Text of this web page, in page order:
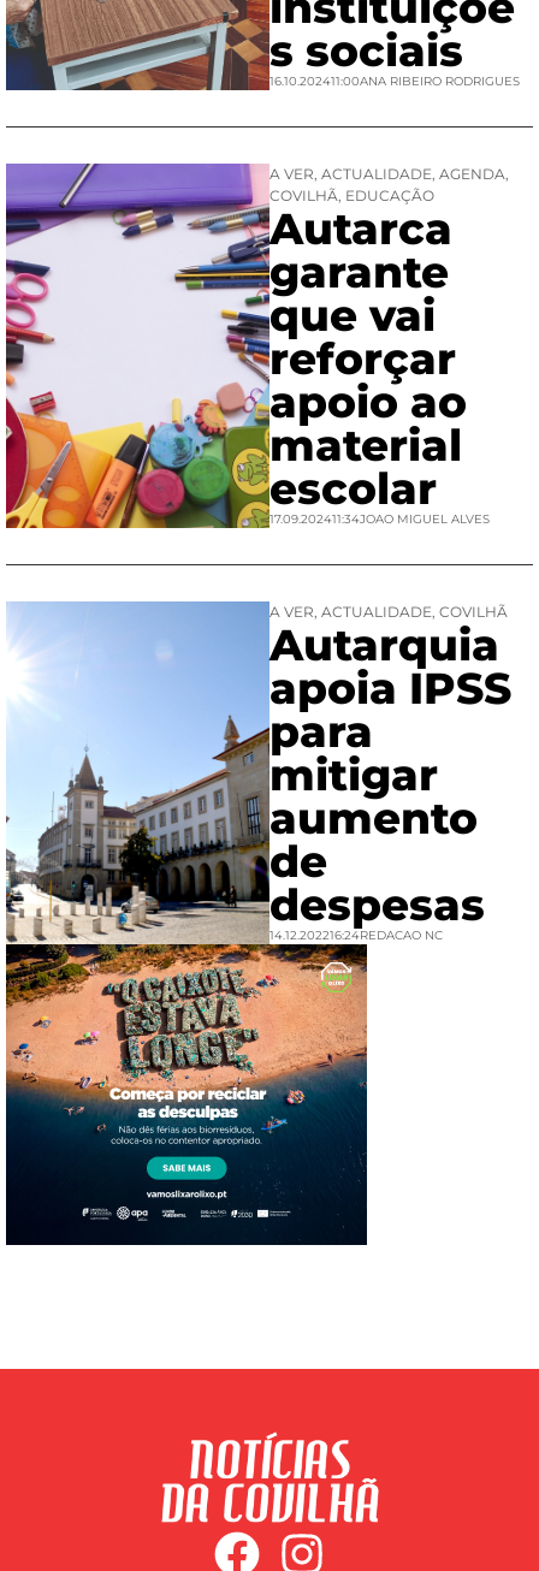
s sociais
16.10.202411:00ANA RIBEIRO RODRIGUES
A VER, ACTUALIDADE, AGENDA,
COVILHÃ, EDUCAÇÃO
Autarca
garante
que vai
reforçar
apoio ao
material
escolar
17.09.202411:34JOAO MIGUEL ALVES
A VER, ACTUALIDADE, COVILHÃ
Autarquia
apoia IPSS
para
mitigar
aumento
de
despesas
14.12.202216:24REDACAO NC